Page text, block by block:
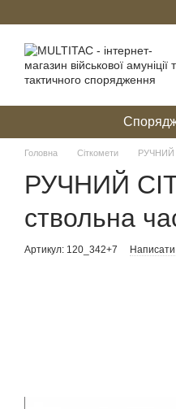
Головна Сіткомети РУЧНИЙ
РУЧНИЙ
ствольна
Артикул: 120_342+7 Написати